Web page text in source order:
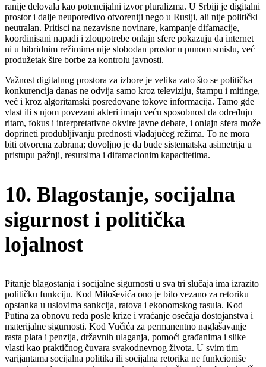
ranije delovala kao potencijalni izvor pluralizma. U Srbiji je digitalni
prostor i dalje neuporedivo otvoreniji nego u Rusiji, ali nije politički
neutralan. Pritisci na nezavisne novinare, kampanje difamacije,
koordinisani napadi i zloupotrebe onlajn sfere pokazuju da internet
ni u hibridnim režimima nije slobodan prostor u punom smislu, već
produžetak šire borbe za kontrolu javnosti.
Važnost digitalnog prostora za izbore je velika zato što se politička
konkurencija danas ne odvija samo kroz televiziju, štampu i mitinge,
već i kroz algoritamski posredovane tokove informacija. Tamo gde
vlast ili s njom povezani akteri imaju veću sposobnost da određuju
ritam, fokus i interpretativne okvire javne debate, i onlajn sfera može
doprineti produbljivanju prednosti vladajućeg režima. To ne mora
biti otvorena zabrana; dovoljno je da bude sistematska asimetrija u
pristupu pažnji, resursima i difamacionim kapacitetima.
10. Blagostanje, socijalna
sigurnost i politička
lojalnost
Pitanje blagostanja i socijalne sigurnosti u sva tri slučaja ima izrazito
političku funkciju. Kod Miloševića ono je bilo vezano za retoriku
opstanka u uslovima sankcija, ratova i ekonomskog rasula. Kod
Putina za obnovu reda posle krize i vraćanje osećaja dostojanstva i
materijalne sigurnosti. Kod Vučića za permanentno naglašavanje
rasta plata i penzija, državnih ulaganja, pomoći građanima i slike
vlasti kao praktičnog čuvara svakodnevnog života. U svim tim
varijantama socijalna politika ili socijalna retorika ne funkcioniše